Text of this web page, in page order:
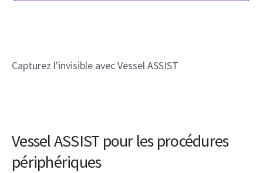
Capturez l'invisible avec Vessel ASSIST
Vessel ASSIST pour les procédures
périphériques